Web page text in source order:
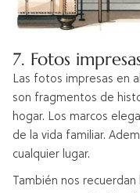
7. Fotos
Las fotos impresas en
son fragmentos de
hogar. Los marcos
de la vida familiar.
cualquier lugar.
También nos